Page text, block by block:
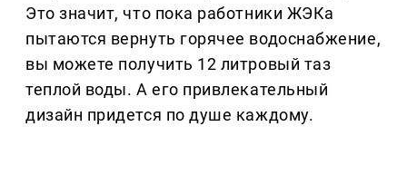
Это значит, что пока работники ЖЭКа
пытаются вернуть горячее водоснабжение,
вы можете получить 12 литровый таз
теплой воды. А его привлекательный
дизайн придется по душе каждому.